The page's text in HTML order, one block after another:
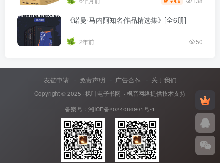
《诺曼·马内阿知名作品精选集》[全6册]
2年前 50
友链申请 免责声明 广告合作 关于我们
Copyright © 2025 · 枫叶电子书网 · 枫音网络提供技术支持
备案号： 湘ICP备2024086901号-1